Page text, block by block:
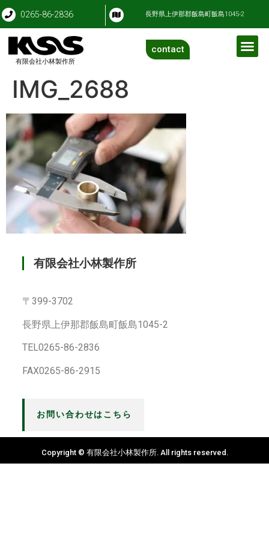
0265-86-2836 長野県上伊那郡飯島町飯島1045-2
有限会社小林製作所
contact
IMG_2688
有限会社小林製作所
〒399-3702
長野県上伊那郡飯島町飯島1045-2
TEL0265-86-2836
FAX0265-86-2915
お問い合わせはこちら
Copyright © 有限会社小林製作所. All rights reserved.